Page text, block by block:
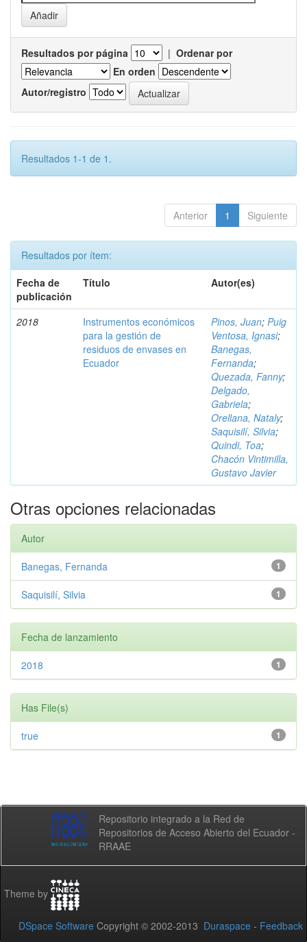
Resultados por página | Ordenar por
En orden
Autor/registro
Resultados 1-1 de 1.
Anterior 1 Siguiente
Resultados por ítem:
Fecha de
publicación
Título Autor(es)
2018
Instrumentos económicos
para la gestión de
residuos de envases en
Ecuador
Pinos, Juan; Puig
Ventosa, Ignasi;
Banegas,
Fernanda;
Quezada, Fanny;
Delgado,
Gabriela;
Orellana, Nataly;
Saquisilí, Silvia;
Quindi, Toa;
Chacón Vintimilla,
Gustavo Javier
Otras opciones relacionadas
Autor
1
Banegas, Fernanda
1
Saquisilí, Silvia
Fecha de lanzamiento
1
2018
Has File(s)
1
true
Repositorio integrado a la Red de
Repositorios de Acceso Abierto del Ecuador -
RRAAE
Theme by
DSpace Software Copyright © 2002-2013 Duraspace - Feedback